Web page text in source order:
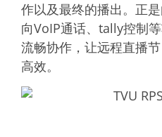
作以及最终的播出。正
向VoIP通话、tally控制
流畅协作，让远程直播
高效。